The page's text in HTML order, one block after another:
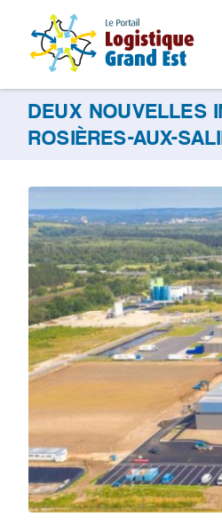
DEUX NOUVELLES
ROSIÈRES-AUX-